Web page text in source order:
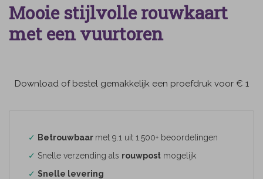
Mooie stijlvolle rouwkaart
met een vuurtoren
Download of bestel gemakkelijk een proefdruk voor € 1
✓ Betrouwbaar met 9.1 uit 1.500+ beoordelingen
✓ Snelle verzending als rouwpost mogelijk
✓ Snelle levering